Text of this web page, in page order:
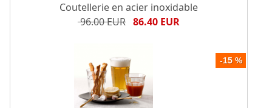
Coutellerie en acier inoxidable
96.00 EUR 86.40 EUR
-15 %